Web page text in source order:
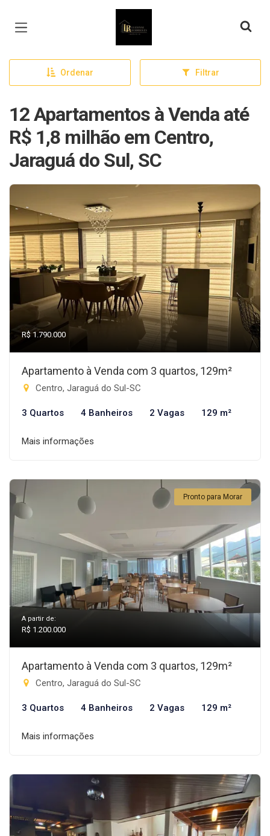
Página inicial
Ordenar Filtrar
12 Apartamentos à Venda até
R$ 1,8 milhão em Centro,
Jaraguá do Sul, SC
R$ 1.790.000
Apartamento à Venda com 3 quartos, 129m²
Centro, Jaraguá do Sul-SC
3 Quartos 4 Banheiros 2 Vagas 129 m²
Mais informações
Pronto para Morar
A partir de:
R$ 1.200.000
Apartamento à Venda com 3 quartos, 129m²
Centro, Jaraguá do Sul-SC
3 Quartos 4 Banheiros 2 Vagas 129 m²
Mais informações